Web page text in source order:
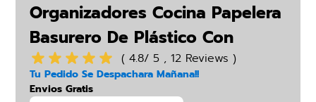
Organizadores Cocina Papelera
Basurero De Plástico Con
Botón
( 4.8/ 5 , 12 Reviews )
Tu Pedido Se Despachara Mañana!!
Envios Gratis